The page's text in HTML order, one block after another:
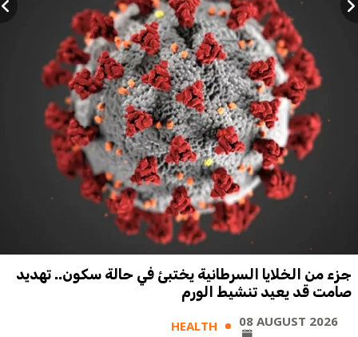
جزء من الخلايا السرطانية يختبئ في حالة سكون.. تهديد
صامت قد يعيد تنشيط الورم
HEALTH 08 AUGUST 2026